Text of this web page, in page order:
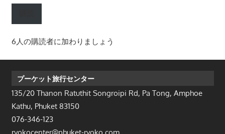
ル
レ
ス
6人の購読者に加わりましょう
プーケット旅行センター
135/20 Thanon Ratuthit Songroipi Rd, Pa Tong, Amphoe
Kathu, Phuket 83150
076-346-123